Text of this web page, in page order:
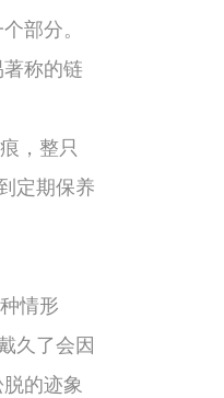
部分。
称的链
，整只
定期保养
情形
久了会因
的迹象